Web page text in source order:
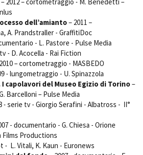
– 2012 – cortometraggio - M. Benedetti –
dell’amianto– 2011 –
A. Prandstraller - GraffitiDoc
- L. Pastore - Pulse Media
- D. Acocella - Rai Fiction
– cortometraggio - MASBEDO
- lungometraggio - U. Spinazzola
capolavori del Museo Egizio di Torino–
Barcelloni – Pulse Media
- serie tv - Giorgio Serafini - Albatross - II°
- documentario - G. Chiesa - Orione
Films Productions
- L. Vitali, K. Kaun - Euronews